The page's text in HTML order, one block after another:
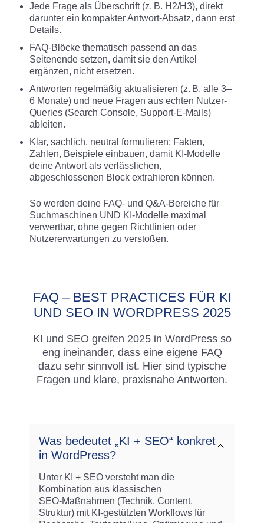
Jede Frage als Überschrift (z. B. H2/H3), direkt
darunter ein kompakter Antwort-Absatz, dann erst
Details.
FAQ-Blöcke thematisch passend an das
Seitenende setzen, damit sie den Artikel
ergänzen, nicht ersetzen.
Antworten regelmäßig aktualisieren (z. B. alle 3–
6 Monate) und neue Fragen aus echten Nutzer-
Queries (Search Console, Support-E-Mails)
ableiten.
Klar, sachlich, neutral formulieren; Fakten,
Zahlen, Beispiele einbauen, damit KI-Modelle
deine Antwort als verlässlichen,
abgeschlossenen Block extrahieren können.
So werden deine FAQ- und Q&A-Bereiche für
Suchmaschinen UND KI-Modelle maximal
verwertbar, ohne gegen Richtlinien oder
Nutzererwartungen zu verstoßen.
FAQ – BEST PRACTICES FÜR KI
UND SEO IN WORDPRESS 2025
KI und SEO greifen 2025 in WordPress so
eng ineinander, dass eine eigene FAQ
dazu sehr sinnvoll ist. Hier sind typische
Fragen und klare, praxisnahe Antworten.
Was bedeutet „KI + SEO“ konkret
in WordPress?
Unter KI + SEO versteht man die
Kombination aus klassischen
SEO‑Maßnahmen (Technik, Content,
Struktur) mit KI‑gestützten Workflows für